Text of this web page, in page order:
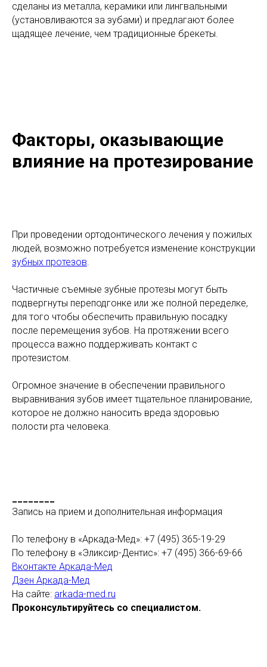
сделаны из металла, керамики или лингвальными
(установливаются за зубами) и предлагают более
щадящее лечение, чем традиционные брекеты.
Факторы, оказывающие
влияние на протезирование
При проведении ортодонтического лечения у пожилых
людей, возможно потребуется изменение конструкции
зубных протезов.
Частичные съемные зубные протезы могут быть
подвергнуты переподгонке или же полной переделке,
для того чтобы обеспечить правильную посадку
после перемещения зубов. На протяжении всего
процесса важно поддерживать контакт с
протезистом.
Огромное значение в обеспечении правильного
выравнивания зубов имеет тщательное планирование,
которое не должно наносить вреда здоровью
полости рта человека.
Запись на прием и дополнительная информация
По телефону в «Аркада-Мед»: +7 (495) 365-19-29
По телефону в «Эликсир-Дентис»: +7 (495) 366-69-66
Вконтакте Аркада-Мед
Дзен Аркада-Мед
На сайте: arkada-med.ru
Проконсультируйтесь со специалистом.